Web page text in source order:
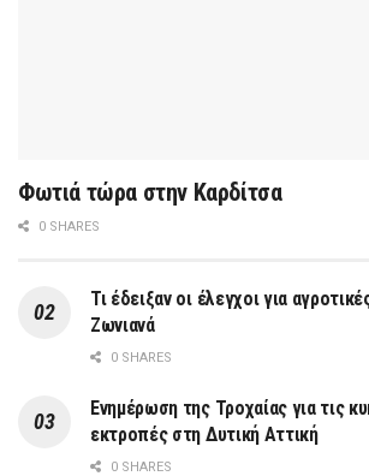
Φωτιά τώρα στην Καρδίτσα
0 SHARES
Τι έδειξαν οι έλεγχοι για
Ζωνιανά
0 SHARES
Ενημέρωση της Τροχαίας για τις
εκτροπές στη Δυτική Αττική
0 SHARES